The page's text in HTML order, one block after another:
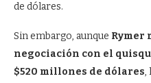
de dólares.
Sin embargo, aunque Rymer
negociación con el
$520 millones de dólares,